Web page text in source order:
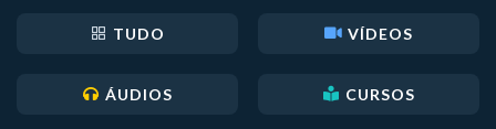
TUDO VÍDEOS
ÁUDIOS CURSOS